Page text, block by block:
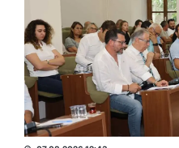
BÜLTEN